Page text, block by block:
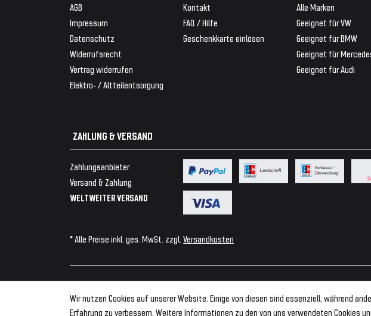
Wir nutzen Cookies auf unserer Website. Einige von diesen sind essenziell, während
Erfahrung zu verbessern. Weitere Informationen zu den von uns verwendeten Cookies
AGB
Impressum
Datenschutz
Widerrufsrecht
Vertrag widerrufen
Elektro- / Altteilentsorgung
Kontakt
FAQ / Hilfe
Geschenkkarte einlösen
Alle Marken
Geeignet für VW
Geeignet für BMW
Geeignet für
Geeignet für Audi
ZAHLUNG & VERSAND
Zahlungsanbieter
Versand & Zahlung
WELTWEITER VERSAND
* Alle Preise inkl. ges. MwSt. zzgl. Versandkosten
© 2026 Tuning Fanatics